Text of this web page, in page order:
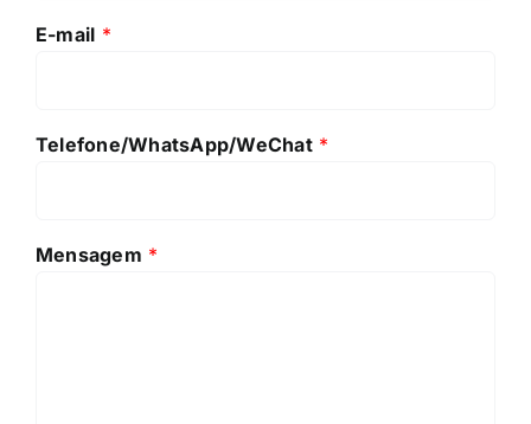
E-mail *
Telefone/WhatsApp/WeChat *
Mensagem *